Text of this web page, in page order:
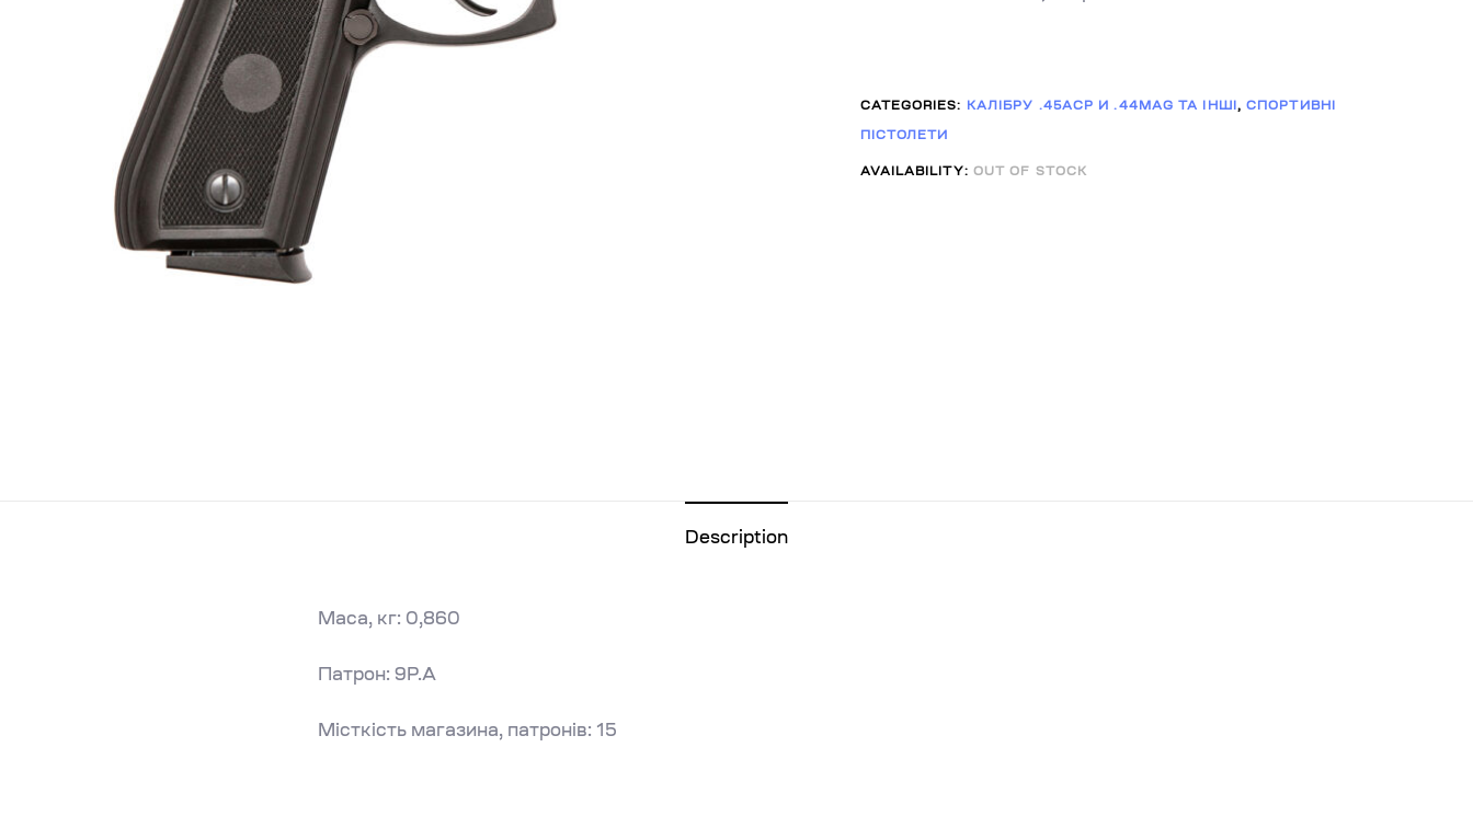
CATEGORIES: КАЛІБРУ .45ACP И .44MAG ТА ІНШІ,СПОРТИВНІ
ПІСТОЛЕТИ
AVAILABILITY: OUT OF STOCK
Description
Маса, кг: 0,860
Патрон: 9Р.А
Місткість магазина, патронів: 15